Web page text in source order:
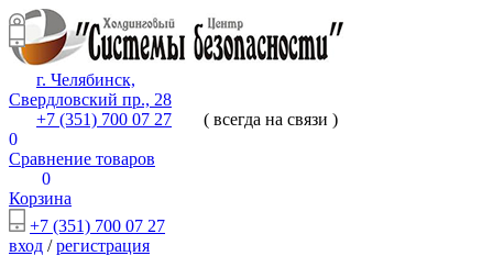
г. Челябинск,
Свердловский пр., 28
+7 (351) 700 07 27
( всегда на связи )
0
Сравнение товаров
0
Корзина
+7 (351) 700 07 27
вход /регистрация